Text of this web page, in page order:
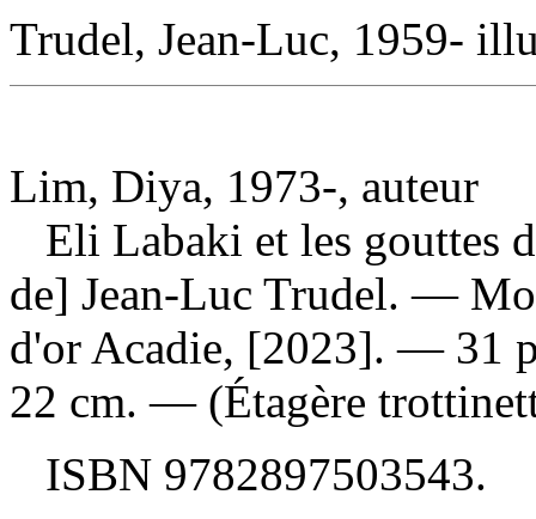
Trudel, Jean-Luc, 1959-
Lim, Diya, 1973-, auteur
Eli Labaki et les gouttes
de] Jean-Luc Trudel. —
d'or Acadie, [2023]. — 31
22 cm. — (Étagère
ISBN 9782897503543.